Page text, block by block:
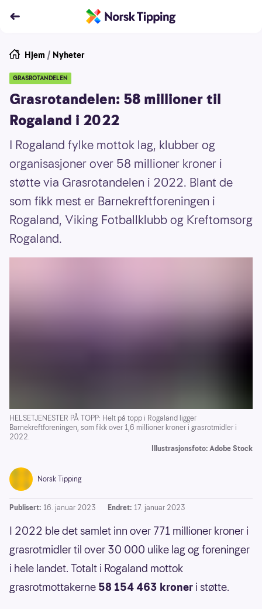
Hjem / Nyheter
GRASROTANDELEN
Grasrotandelen: 58 millioner til
Rogaland i 2022
I Rogaland fylke mottok lag, klubber og
organisasjoner over 58 millioner kroner i
støtte via Grasrotandelen i 2022. Blant de
som fikk mest er Barnekreftforeningen i
Rogaland, Viking Fotballklubb og Kreftomsorg
Rogaland.
HELSETJENESTER PÅ TOPP: Helt på topp i Rogaland ligger
Barnekreftforeningen, som fikk over 1,6 millioner kroner i grasrotmidler i
2022.
Illustrasjonsfoto: Adobe Stock
Norsk Tipping
Publisert: 16. januar 2023 Endret: 17. januar 2023
I 2022 ble det samlet inn over 771 millioner kroner i
grasrotmidler til over 30 000 ulike lag og foreninger
i hele landet. Totalt i Rogaland mottok
grasrotmottakerne 58 154 463 kroner i støtte.